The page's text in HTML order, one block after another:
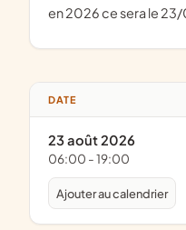
en 2026 ce sera le
DATE
23 août 2026
06:00 - 19:00
Ajouter au calendrier